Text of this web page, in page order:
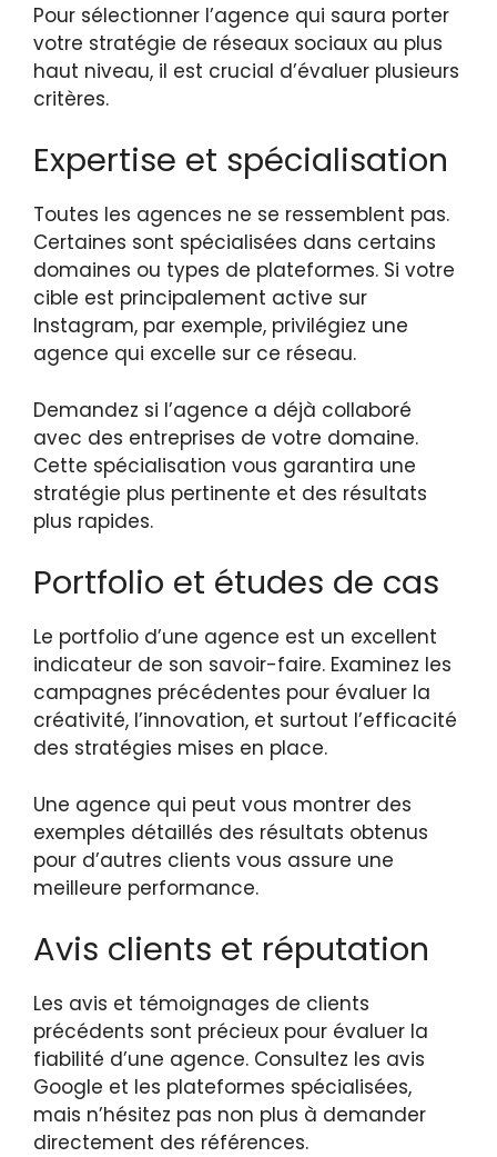
Pour sélectionner l’agence qui saura porter
votre stratégie de réseaux sociaux au plus
haut niveau, il est crucial d’évaluer plusieurs
critères.
Expertise et spécialisation
Toutes les agences ne se ressemblent pas.
Certaines sont spécialisées dans certains
domaines ou types de plateformes. Si votre
cible est principalement active sur
Instagram, par exemple, privilégiez une
agence qui excelle sur ce réseau.
Demandez si l’agence a déjà collaboré
avec des entreprises de votre domaine.
Cette spécialisation vous garantira une
stratégie plus pertinente et des résultats
plus rapides.
Portfolio et études de cas
Le portfolio d’une agence est un excellent
indicateur de son savoir-faire. Examinez les
campagnes précédentes pour évaluer la
créativité, l’innovation, et surtout l’efficacité
des stratégies mises en place.
Une agence qui peut vous montrer des
exemples détaillés des résultats obtenus
pour d’autres clients vous assure une
meilleure performance.
Avis clients et réputation
Les avis et témoignages de clients
précédents sont précieux pour évaluer la
fiabilité d’une agence. Consultez les avis
Google et les plateformes spécialisées,
mais n’hésitez pas non plus à demander
directement des références.